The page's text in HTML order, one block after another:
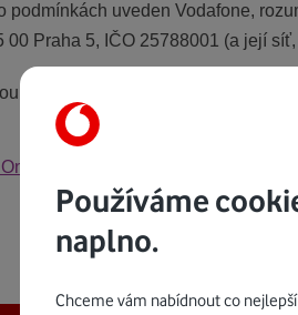
podmínkách uveden Vodafone,
00 Praha 5, IČO 25788001 (a její
platné od 4. 7. 2025 do vyprodání
Promo na předplacenou kartu
Používáme
naplno.
Chceme vám nabídnout co